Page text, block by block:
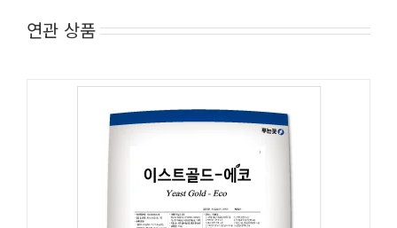
연관 상품